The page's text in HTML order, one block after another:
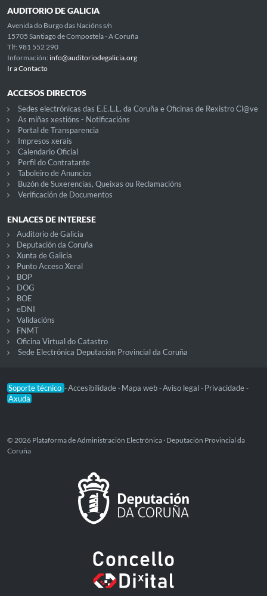
AUDITORIO DE GALICIA
Avenida do Burgo das Nacións s/n
15705 Santiago de Compostela - A Coruña
Tlf: 981 552 290
Información: info@auditoriodegalicia.org
Ir a Contacto
ACCESOS DIRECTOS
Sedes electrónicas das E.E.L.L. da Coruña e Oficinas de Rexistro Cl@ve
As miñas xestións - Notificacións
Portal de Transparencia
Impresos xerais
Calendario Oficial
Perfil do Contratante
Taboleiro de Anuncios
Buzón de Suxerencias, Queixas ou Reclamacións
Verificación de Documentos
ENLACES DE INTERESE
Auditorio de Galicia
Deputación da Coruña
Xunta de Galicia
Punto Acceso Xeral
BOP
DOG
BOE
eDNI
Validacións
FNMT
Oficina Virtual do Catastro
Sede Electrónica Deputación Provincial da Coruña
Soporte técnico -Accesibilidade - Mapa web -Aviso legal - Privacidade -
Axuda
© 2026 Plataforma de Administración Electrónica · Deputación Provincial da
Coruña